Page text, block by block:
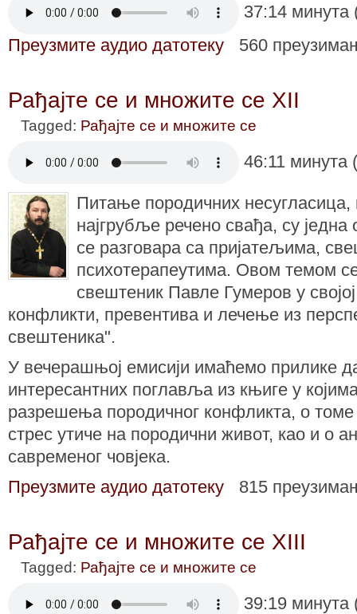
37:14
Преузмите аудио датотеку
560
Рађајте се и множите се ХII
Tagged: Рађајте се и множите се
46:11 минута
Питање породичних
најгрубље речено свађа, су једна
се разговара са пријатељима,
психотерапеутима. Овом темом
свештеник Павле Гумеров у
конфликти, превентива и лечење из
свештеника".
У вечерашњој емисији имаћемо прилике
интересантних поглавља из књиге у
разрешења породичног конфликта, о томе
стрес утиче на породични живот, као и о
савременог човјека.
Преузмите аудио датотеку
815
Рађајте се и множите се XIII
Tagged: Рађајте се и множите се
39:19